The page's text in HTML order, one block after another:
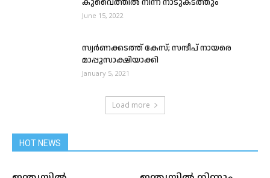
കുവൈത്തിൽ നിന്ന് നാടുകടത്തും
June 15, 2022
സ്വർണക്കടത്ത് കേസ്; സന്ദീപ് നായരെ
മാപ്പുസാക്ഷിയാക്കി
January 5, 2021
Load more
HOT NEWS